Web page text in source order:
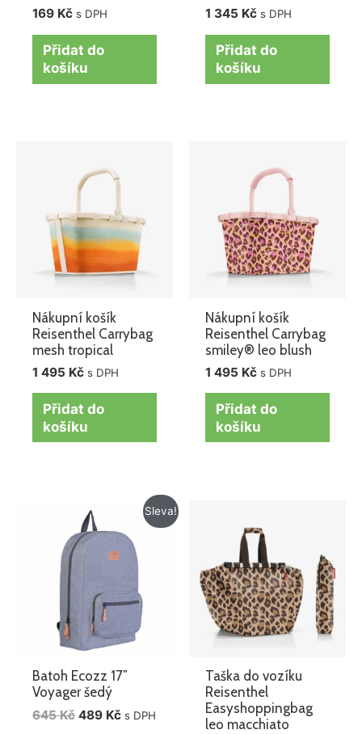
169 Kč s DPH
Přidat do
košíku
1 345 Kč s DPH
Přidat do
košíku
Nákupní košík
Reisenthel Carrybag
mesh tropical
1 495 Kč s DPH
Přidat do
košíku
Nákupní košík
Reisenthel Carrybag
smiley® leo blush
1 495 Kč s DPH
Přidat do
košíku
Sleva!
Batoh Ecozz 17″
Voyager šedý
645Kč
Původní
cena
byla:
645 Kč.
489 Kč
Aktuální
cena
je:
489 Kč.
s DPH
Taška do vozíku
Reisenthel
Easyshoppingbag
leo macchiato